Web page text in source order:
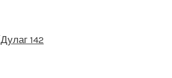
Дулаг 142